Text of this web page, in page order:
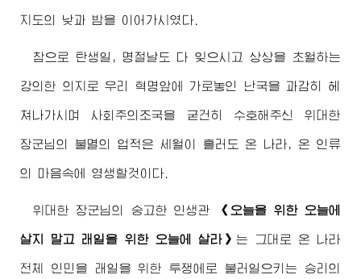
지도의 낮과 밤을 이어가시였다.
참으로 탄생일, 명절날도 다 잊으시고 상상을 초월하는
강의한 의지로 우리 혁명앞에 가로놓인 난국을 과감히 헤
쳐나가시며 사회주의조국을 굳건히 수호해주신 위대한
장군님 의 불멸의 업적은 세월이 흘러도 온 나라, 온 인류
의 마음속에 영생할것이다.
위대한 장군님의 숭고한 인생관 《오늘을 위한 오늘에
살지 말고 래일을 위한 오늘에 살라》는 그대로 온 나라
전체 인민을 래일을 위한 투쟁에로 불러일으키는 승리의